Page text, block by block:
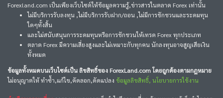
Forexland.com เป็นเพียงเว็บไซต์ให้ข้อมูลความรู้,ข่าวสารในตลาด Forex เท่านั้น
ไม่มีบริการรับลงทุน ,ไม่มีบริการรับฝาก/ถอน ,ไม่มีการชักชวนและระดมทุน
ใดๆทั้งสิ้น
และไม่สนับสนุนการระดมทุนหรือการชักชวนให้เทรด Forex ทุกประเภท
ตลาด Forex มีความเสี่ยงสูงและไม่เหมาะกับทุกคน นักลงทุนอาจสูญเสียเงิน
ทั้งหมด
ข้อมูลทั้งหมดบนเว็บไซต์เป็น ลิขสิทธิ์ของ ForexLand.com โดยถูกต้องตามกฎหมาย
ไม่อนุญาตให้ ทำซ้ำ,แก้ไข,คัดลอก,ดัดแปลง ข้อมูลลิขสิทธิ์, นโยบายการใช้งาน